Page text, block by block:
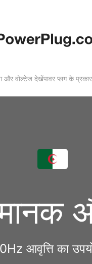
और वोल्टेज देखेंपावर प्लग के प्रकार
आवृत्ति का